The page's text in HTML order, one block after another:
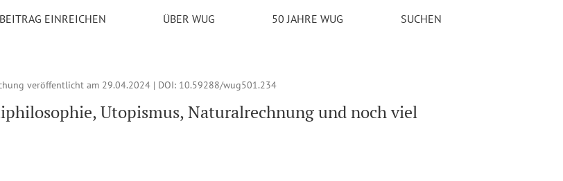
BEITRAG EINREICHEN ÜBER WUG 50 JAHRE WUG SUCHEN
veröffentlicht am 29.04.2024 | DOI: 10.59288/wug501.234
Utopismus, Naturalrechnung und noch viel